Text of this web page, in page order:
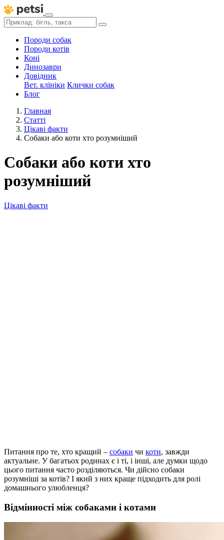
Породи собак
Породи котів
Коні
Динозаври
Довідник
Вет. клініки Клички собак
Блог
Главная
Статті
Цікаві факти
Собаки або коти хто розумніший
Собаки або коти хто
розумніший
Цікаві факти
Питання про те, хто кращий – собаки чи коти, завжди
актуальне. У багатьох родинах є і ті, і інші, але думки щодо
цього питання часто розділяються. Чи дійсно собаки
розумніші за котів? І який з них краще підходить для ролі
домашнього улюбленця?
Відмінності між собаками і котами